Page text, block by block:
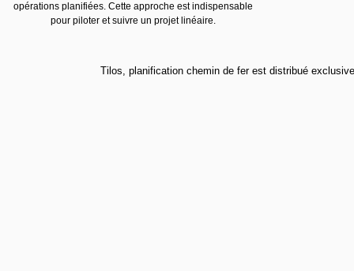
opérations planifiées. Cette approche est indispensable
pour piloter et suivre un projet linéaire.
Tilos, planification chemin de fer est distribué